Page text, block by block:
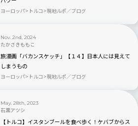
ヨーロッパ トルコ 現地ルポ／ブログ
Nov. 2nd, 2024
たかさきももこ
旅漫画「バカンスケッチ」【１４】日本人には見えて
しまうもの
ヨーロッパ トルコ 現地ルポ／ブログ
May. 28th, 2023
石黒アツシ
【トルコ】イスタンブールを食べ歩く！ケバブからス